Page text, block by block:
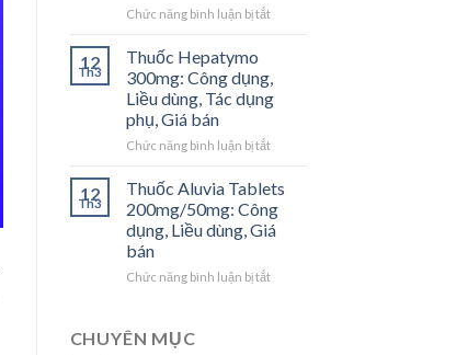
kháng
không?
Giá
nhiêu?
Chức năng bình luận bị tắtở
300mg:
Công
Cách
SĐK,
bán
12
Th3
Thuốc Hepatymo
300mg: Công dụng,
Liều dùng, Tác dụng
phụ, Giá bán
Chức năng bình luận bị tắtở
Hepatymo
Công
dụng,
dùng,
12
Th3
Thuốc Aluvia Tablets
200mg/50mg: Công
dụng, Liều dùng, Giá
bán
Chức năng bình luận bị tắtở
CHUYÊN MỤC